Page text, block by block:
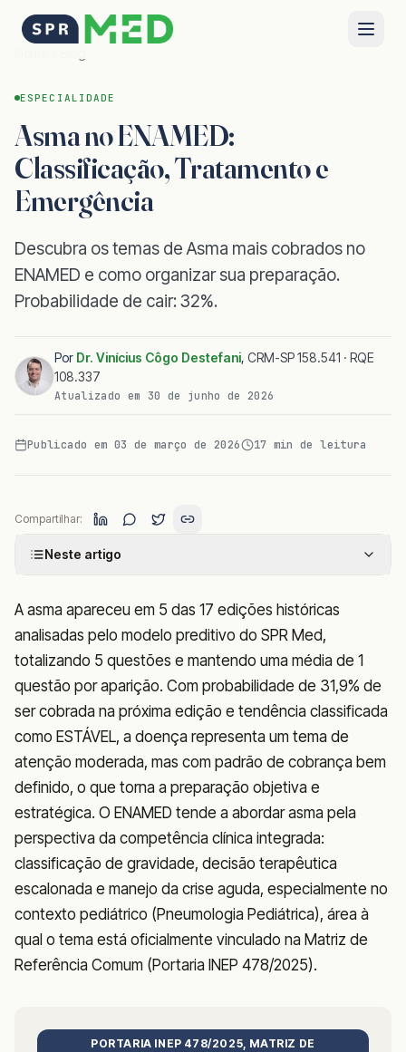
ESPECIALIDADE
Asma no ENAMED:
Classificação, Tratamento e
Emergência
Descubra os temas de Asma mais cobrados no
ENAMED e como organizar sua preparação.
Probabilidade de cair: 32%.
Por Dr. Vinícius Côgo Destefani, CRM-SP 158.541 · RQE
108.337
Atualizado em 30 de junho de 2026
Publicado em 03 de março de 2026 17 min de leitura
Compartilhar:
Neste artigo
A asma apareceu em 5 das 17 edições históricas
analisadas pelo modelo preditivo do SPR Med,
totalizando 5 questões e mantendo uma média de 1
questão por aparição. Com probabilidade de 31,9% de
ser cobrada na próxima edição e tendência classificada
como ESTÁVEL, a doença representa um tema de
atenção moderada, mas com padrão de cobrança bem
definido, o que torna a preparação objetiva e
estratégica. O ENAMED tende a abordar asma pela
perspectiva da competência clínica integrada:
classificação de gravidade, decisão terapêutica
escalonada e manejo da crise aguda, especialmente no
contexto pediátrico (Pneumologia Pediátrica), área à
qual o tema está oficialmente vinculado na Matriz de
Referência Comum (Portaria INEP 478/2025).
PORTARIA INEP 478/2025, MATRIZ DE